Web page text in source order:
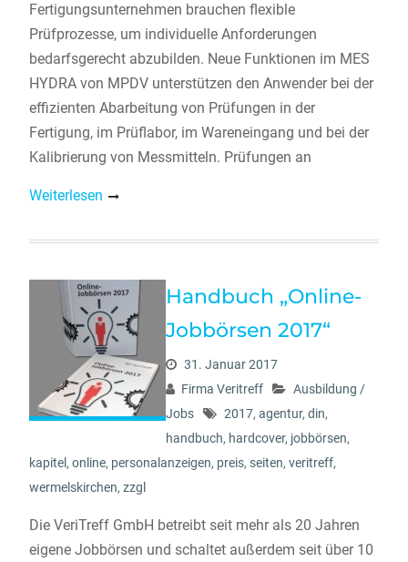
Fertigungsunternehmen brauchen flexible
Prüfprozesse, um individuelle Anforderungen
bedarfsgerecht abzubilden. Neue Funktionen im MES
HYDRA von MPDV unterstützen den Anwender bei der
effizienten Abarbeitung von Prüfungen in der
Fertigung, im Prüflabor, im Wareneingang und bei der
Kalibrierung von Messmitteln. Prüfungen an
Weiterlesen
Handbuch „Online-
Jobbörsen 2017“
31. Januar 2017
Firma Veritreff
Ausbildung /
Jobs
2017, agentur, din,
handbuch, hardcover, jobbörsen,
kapitel , online, personalanzeigen, preis, seiten, veritreff,
wermelskirchen, zzgl
Die VeriTreff GmbH betreibt seit mehr als 20 Jahren
eigene Jobbörsen und schaltet außerdem seit über 10